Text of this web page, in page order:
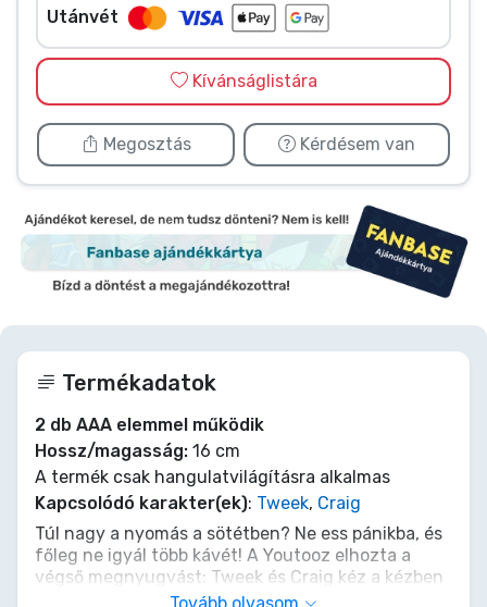
Utánvét
Kívánságlistára
Megosztás Kérdésem van
Termékadatok
2 db AAA elemmel működik
Hossz/magasság: 16 cm
A termék csak hangulatvilágításra alkalmas
Kapcsolódó karakter(ek): Tweek, Craig
Túl nagy a nyomás a sötétben? Ne ess pánikba, és
főleg ne igyál több kávét! A Youtooz elhozta a
végső megnyugvást: Tweek és Craig kéz a kézben
világítanak át az éjszakán ezen a 16 cm-es